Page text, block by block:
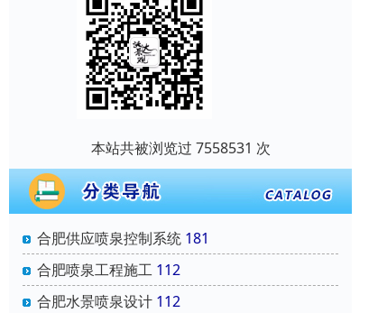
本站共被浏览过 7558531 次
合肥供应喷泉控制系统 181
合肥喷泉工程施工 112
合肥水景喷泉设计 112